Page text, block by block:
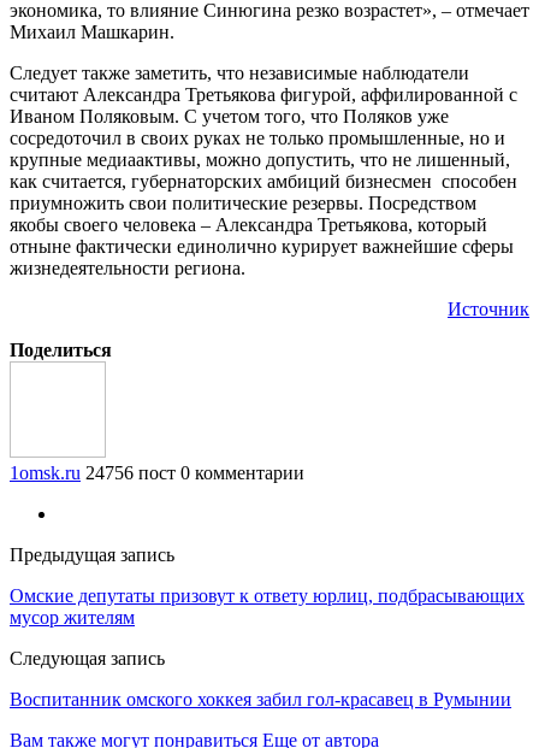
экономика, то влияние Синюгина резко возрастет», – отмечает
Михаил Машкарин.
Следует также заметить, что независимые наблюдатели
считают Александра Третьякова фигурой, аффилированной с
Иваном Поляковым. С учетом того, что Поляков уже
сосредоточил в своих руках не только промышленные, но и
крупные медиаактивы, можно допустить, что не лишенный,
как считается, губернаторских амбиций бизнесмен способен
приумножить свои политические резервы. Посредством
якобы своего человека – Александра Третьякова, который
отныне фактически единолично курирует важнейшие сферы
жизнедеятельности региона.
Источник
Поделиться
1omsk.ru 24756 пост 0 комментарии
Предыдущая запись
Омские депутаты призовут к ответу юрлиц, подбрасывающих
мусор жителям
Следующая запись
Воспитанник омского хоккея забил гол-красавец в Румынии
Вам также могут понравиться Еще от автора